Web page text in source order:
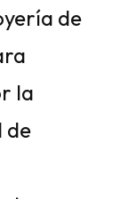
de
la
de